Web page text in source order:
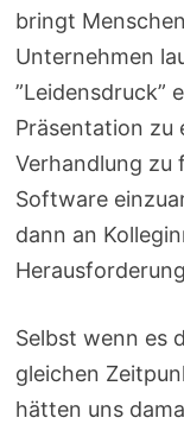
bringt
Unternehmen
”Leidensdruck”
Präsentation zu
Verhandlung zu
Software
dann an
Selbst wenn es
gleichen
hätten uns